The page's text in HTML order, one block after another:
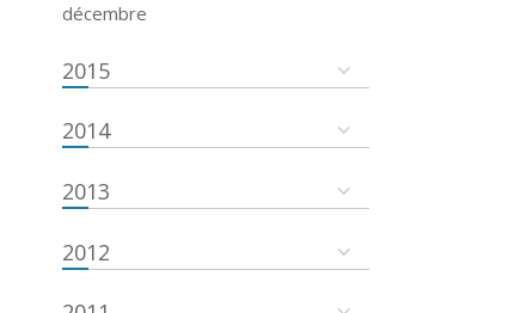
décembre
2015
2014
2013
2012